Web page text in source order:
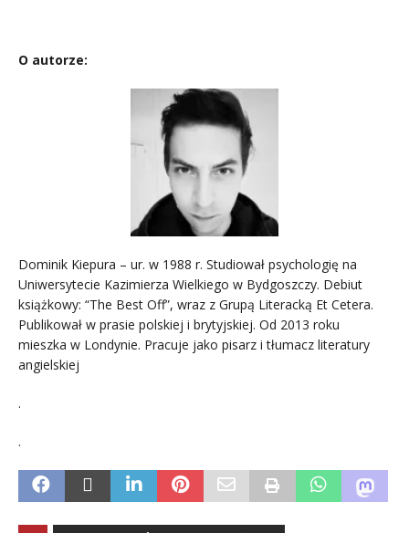
O autorze:
Dominik Kiepura – ur. w 1988 r. Studiował psychologię na
Uniwersytecie Kazimierza Wielkiego w Bydgoszczy. Debiut
książkowy: “The Best Off”, wraz z Grupą Literacką Et Cetera.
Publikował w prasie polskiej i brytyjskiej. Od 2013 roku
mieszka w Londynie. Pracuje jako pisarz i tłumacz literatury
angielskiej
.
.